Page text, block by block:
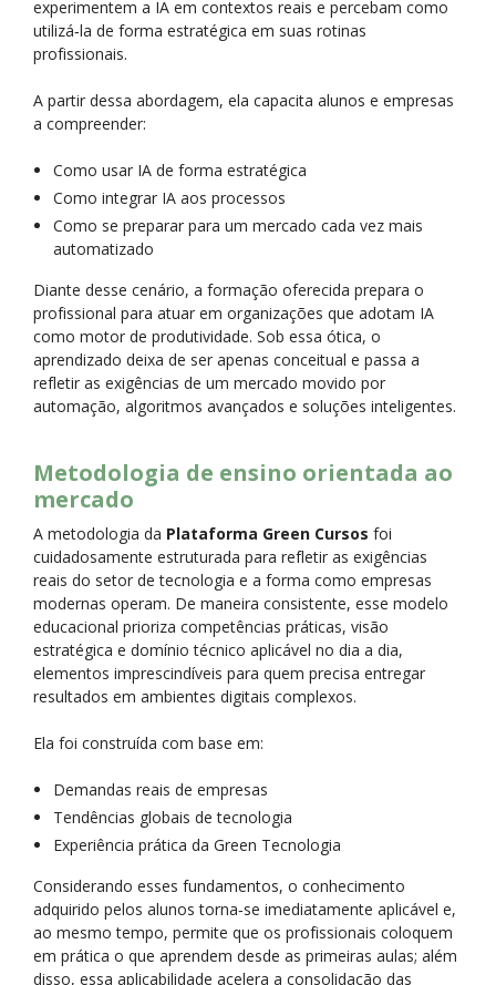
experimentem a IA em contextos reais e percebam como
utilizá‑la de forma estratégica em suas rotinas
profissionais.
A partir dessa abordagem, ela capacita alunos e empresas
a compreender:
Como usar IA de forma estratégica
Como integrar IA aos processos
Como se preparar para um mercado cada vez mais
automatizado
Diante desse cenário, a formação oferecida prepara o
profissional para atuar em organizações que adotam IA
como motor de produtividade. Sob essa ótica, o
aprendizado deixa de ser apenas conceitual e passa a
refletir as exigências de um mercado movido por
automação, algoritmos avançados e soluções inteligentes.
Metodologia de ensino orientada ao
mercado
A metodologia da Plataforma Green Cursos foi
cuidadosamente estruturada para refletir as exigências
reais do setor de tecnologia e a forma como empresas
modernas operam. De maneira consistente, esse modelo
educacional prioriza competências práticas, visão
estratégica e domínio técnico aplicável no dia a dia,
elementos imprescindíveis para quem precisa entregar
resultados em ambientes digitais complexos.
Ela foi construída com base em:
Demandas reais de empresas
Tendências globais de tecnologia
Experiência prática da Green Tecnologia
Considerando esses fundamentos, o conhecimento
adquirido pelos alunos torna‑se imediatamente aplicável e,
ao mesmo tempo, permite que os profissionais coloquem
em prática o que aprendem desde as primeiras aulas; além
disso, essa aplicabilidade acelera a consolidação das